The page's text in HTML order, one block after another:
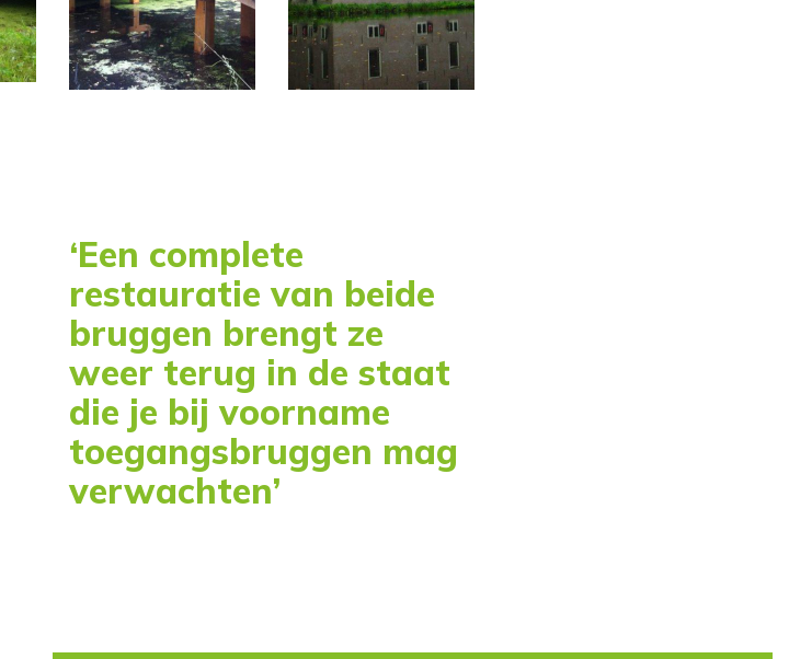
‘Een complete
restauratie van beide
bruggen brengt ze
weer terug in de staat
die je bij voorname
toegangsbruggen mag
verwachten’